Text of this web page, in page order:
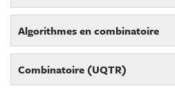
Algorithmes en combinatoire
Combinatoire (UQTR)